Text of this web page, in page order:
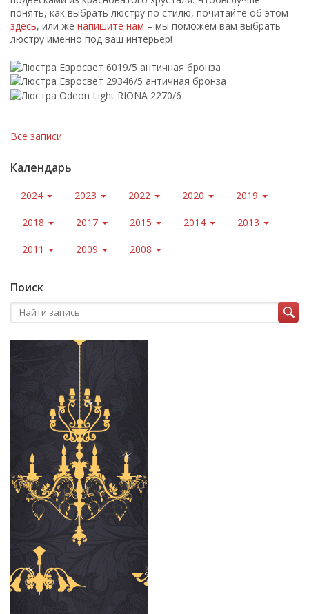
понять, как выбрать люстру по стилю, почитайте об этом
здесь, или же напишите нам – мы поможем вам выбрать
люстру именно под ваш интерьер!
Все записи
Календарь
2024 2023 2022 2020 2019
2018 2017 2015 2014 2013
2011 2009 2008
Поиск